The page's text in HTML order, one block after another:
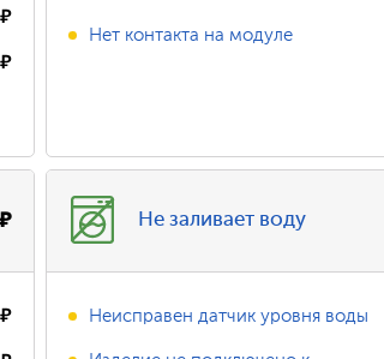
₽
₽
Нет контакта на модуле
₽
₽
Не заливает воду
Неисправен датчик уровня воды